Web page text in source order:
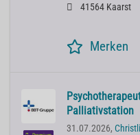
41564 Kaarst
Merken
Palliativstation
31.07.2026,